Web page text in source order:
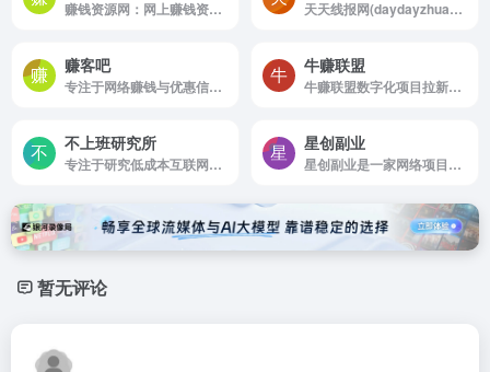
赚钱资源网：网上赚钱资源大全网站，整合分享全网优质赚钱资源的平台，包括但不限于各类正规偏门暴利的网赚项目、副业项目、创业项目/生意等赚钱资源，欢迎你加入一起在网上掘金赚钱。 天天线报网(daydayzhuan.com)是一个专注于手机赚钱的网站，每天更新现金红包、话费活动、0元购商品实物等薅羊毛线报活动,为羊毛党、学生、宝妈等提供最新最优质的薅羊毛线报活动以及攻略教程，轻轻松松地赚零花钱！
赚客吧
专注于网络赚钱与优惠信息分享的导购平台
牛赚联盟
牛赚联盟数字化项目拉新推广平台
不上班研究所
专注于研究低成本互联网创业项目，靠谱的副业赚钱干货
星创副业
星创副业是一家网络项目资源整合创业平台的网站，星创副业分享网创项目、副业项目、短视频运营、电商运营、文案写作、自媒体等网络项目资源，专注互联低成本创业为草根创业者提供一站式服务平台！
暂无评论